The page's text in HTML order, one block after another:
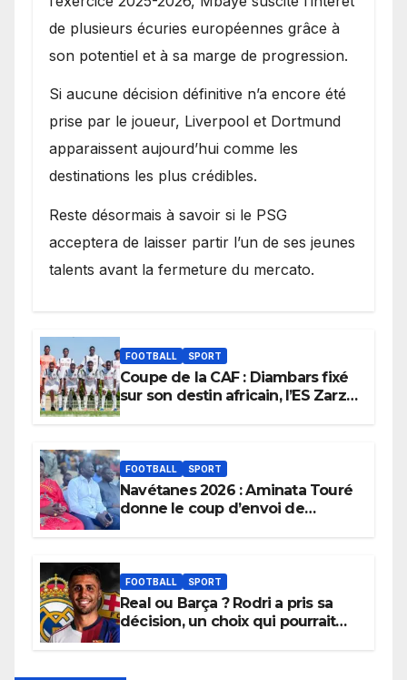
de plusieurs écuries européennes grâce à
son potentiel et à sa marge de progression.
Si aucune décision définitive n’a encore été
prise par le joueur, Liverpool et Dortmund
apparaissent aujourd’hui comme les
destinations les plus crédibles.
Reste désormais à savoir si le PSG
acceptera de laisser partir l’un de ses jeunes
talents avant la fermeture du mercato.
FOOTBALL SPORT
Coupe de la CAF : Diambars fixé
sur son destin africain, l’ES Zarzis
FOOTBALL SPORT
Navétanes 2026 : Aminata Touré
donne le coup d’envoi de
apaisées.
FOOTBALL SPORT
Real ou Barça ? Rodri a pris sa
décision, un choix qui pourrait